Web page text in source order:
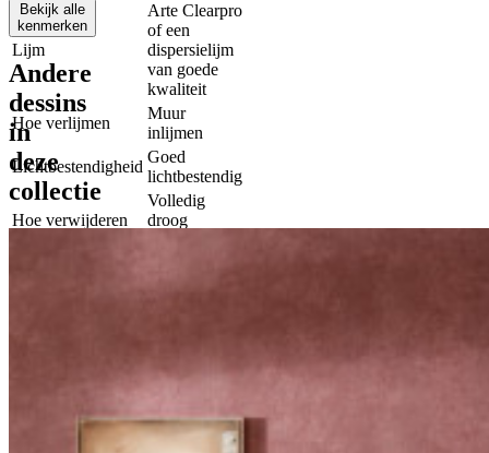
Lijm
Arte Clearpro
of een
dispersielijm
van goede
kwaliteit
Hoe verlijmen
Muur
inlijmen
Lichtbestendigheid
Goed
lichtbestendig
Hoe verwijderen
Volledig
droog
certificaat
Bekijk alle
kenmerken
Andere
dessins
in
deze
collectie